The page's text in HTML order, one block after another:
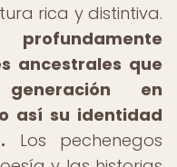
rica y distintiva.
ancestrales que
en
así su identidad
Los pechenegos